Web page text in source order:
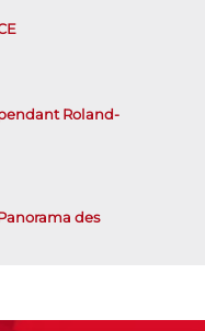
pendant Roland-
des